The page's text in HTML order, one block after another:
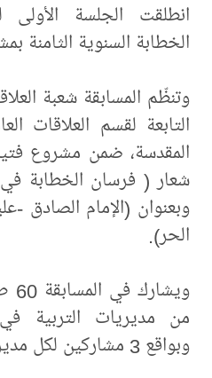
انطلقت الجلسة الأولى
الخطابة السنوية الثامنة بمشاركة 16
وتنظّم المسابقة شعبة
التابعة لقسم العلاقات
المقدسة، ضمن مشروع
شعار ( فرسان الخطابة في
وبعنوان (الإمام الصادق -
الحر).
من مديريات التربية في
وبواقع 3 مشاركين لكل مديرية.